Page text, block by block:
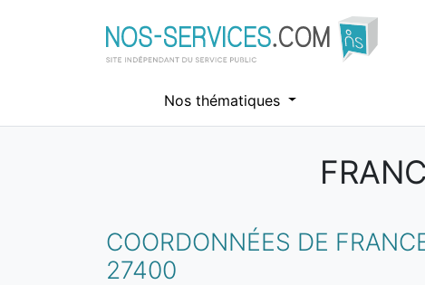
Nos thématiques
COORDONNÉES DE
27400